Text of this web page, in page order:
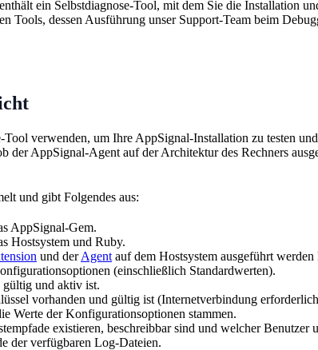
ein Selbstdiagnose-Tool, mit dem Sie die Installation
Tools, dessen Ausführung unser Support-Team beim
Tool verwenden, um Ihre AppSignal-Installation zu testen
der AppSignal-Agent auf der Architektur des Rechners
und gibt Folgendes aus:
AppSignal-Gem.
Hostsystem und Ruby.
und derAgent auf dem Hostsystem ausgeführt werden
(einschließlich Standardwerten).
und aktiv ist.
vorhanden und gültig ist (Internetverbindung
Werte der Konfigurationsoptionen stammen.
existieren, beschreibbar sind und welcher Benutzer
der verfügbaren Log-Dateien.